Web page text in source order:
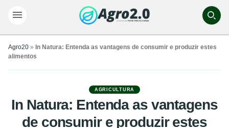
Agro20 » In Natura: Entenda as vantagens de consumir e produzir estes
alimentos
AGRICULTURA
In Natura: Entenda as vantagens
de consumir e produzir estes